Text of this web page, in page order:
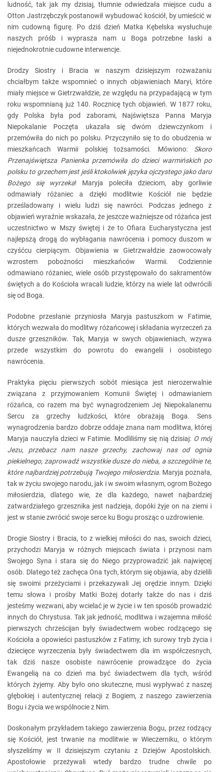
ludność, tak jak my dzisiaj, tłumnie odwiedzała miejsce cudu a
Otton Jastrzębczyk postanowił wybudować kościół, by umieścić w
nim cudowną figurę. Po dziś dzień Matka Kębelska wysłuchuje
naszych próśb i wyprasza nam u Boga potrzebne łaski a
niejednokrotnie cudowne interwencje.
Drodzy Siostry i Bracia w naszym dzisiejszym rozważaniu
chciałbym także wspomnieć o innych objawieniach Maryi, które
miały miejsce w Gietrzwałdzie, ze względu na przypadającą w tym
roku wspomnianą już 140. Rocznicę tych objawień. W 1877 roku,
gdy Polska była pod zaborami, Najświętsza Panna Maryja
Niepokalanie Poczęta ukazała się dwóm dziewczynkom i
przemówiła do nich po polsku. Przyczyniło się to do obudzenia w
mieszkańcach Warmii polskiej tożsamości. Mówiono: Skoro
Przenajświętsza Panienka przemówiła do dzieci warmińskich po
polsku to grzechem jest jeśli ktokolwiek języka ojczystego jako daru
Bożego się wyrzeka! Maryja poleciła dzieciom, aby gorliwie
odmawiały różaniec a dzięki modlitwie Kościół nie będzie
prześladowany i wielu ludzi się nawróci. Podczas jednego z
objawień wyraźnie wskazała, że jeszcze ważniejsze od różańca jest
uczestnictwo w Mszy świętej i że to Ofiara Eucharystyczna jest
najlepszą drogą do wybłagania nawrócenia i pomocy duszom w
czyśćcu cierpiącym. Objawienia w Gietrzwałdzie zaowocowały
wzrostem pobożności mieszkańców Warmii. Codziennie
odmawiano różaniec, wiele osób przystępowało do sakramentów
świętych a do Kościoła wracali ludzie, którzy na wiele lat odwrócili
się od Boga.
Podobne przesłanie przyniosła Maryja pastuszkom w Fatimie,
których wezwała do modlitwy różańcowej i składania wyrzeczeń za
dusze grzeszników. Tak, Maryja w swych objawieniach, wzywa
przede wszystkim do powrotu do ewangelii i osobistego
nawrócenia.
Praktyka pięciu pierwszych sobót miesiąca jest nierozerwalnie
związana z przyjmowaniem Komunii Świętej i odmawianiem
różańca, co razem ma być wynagrodzeniem Jej Niepokalanemu
Sercu za grzechy ludzkości, które obrażają Boga. Sens
wynagrodzenia bardzo dobrze oddaje znana nam modlitwa, której
Maryja nauczyła dzieci w Fatimie. Modliliśmy się nią dzisiaj: O mój
Jezu, przebacz nam nasze grzechy, zachowaj nas od ognia
piekielnego, zaprowadź wszystkie dusze do nieba, a szczególnie te,
które najbardziej potrzebują Twojego miłosierdzia. Maryja poznała,
tak w życiu swojego narodu, jak i w swoim własnym, ogrom Bożego
miłosierdzia, dlatego wie, że dla każdego, nawet najbardziej
zatwardziałego grzesznika jest nadzieja, dopóki żyje on na ziemi i
jest w stanie zwrócić swoje serce ku Bogu prosząc o uzdrowienie.
Drogie Siostry i Bracia, to z wielkiej miłości do nas, swoich dzieci,
przychodzi Maryja w różnych miejscach świata i przynosi nam
Swojego Syna i stara się do Niego przyprowadzić jak najwięcej
osób. Dlatego też zachęca Ona tych, którym się objawia, aby dzielili
się swoimi przeżyciami i przekazywali Jej orędzie innym. Dzięki
temu słowa i prośby Matki Bożej dotarły także do nas i dziś
jesteśmy wezwani, aby wcielać je w życie i w ten sposób prowadzić
innych do Chrystusa. Tak jak jedność, modlitwa i wzajemna miłość
pierwszych chrześcijan były świadectwem wobec rodzącego się
Kościoła a opowieści pastuszków z Fatimy, ich surowy tryb życia i
dziecięce wyrzeczenia były świadectwem dla im współczesnych,
tak dziś nasze osobiste nawrócenie prowadzące do życia
Ewangelią na co dzień ma być świadectwem dla tych, wśród
których żyjemy. Aby było ono skuteczne, musi wypływać z naszej
głębokiej i autentycznej relacji z Bogiem, z naszego zawierzenia
Bogu i życia we wspólnocie z Nim.
Doskonałym przykładem takiego zawierzenia Bogu, przez rodzący
się Kościół, jest trwanie na modlitwie w Wieczerniku, o którym
słyszeliśmy w II dzisiejszym czytaniu z Dziejów Apostolskich.
Apostołowie przeżywali wtedy bardzo trudne chwile po